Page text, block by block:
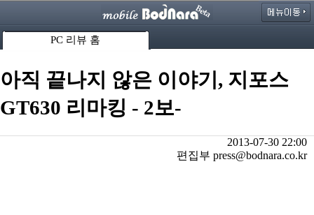
PC 리뷰 홈
아직 끝나지 않은 이야기, 지포스
GT630 리마킹 - 2보-
2013-07-30 22:00
편집부 press@bodnara.co.kr